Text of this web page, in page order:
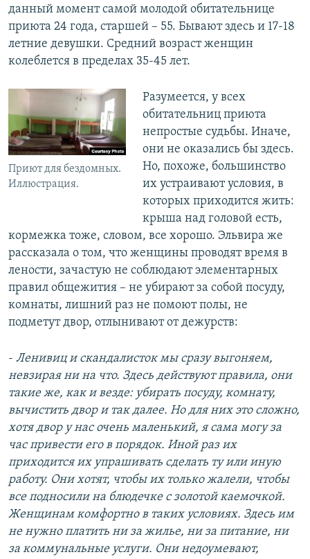
данный момент самой молодой обитательнице
приюта 24 года, старшей – 55. Бывают здесь и 17-18
летние девушки. Средний возраст женщин
колеблется в пределах 35-45 лет.
Приют для бездомных.
Иллюстрация.
Разумеется, у всех
обитательниц приюта
непростые судьбы. Иначе,
они не оказались бы здесь.
Но, похоже, большинство
их устраивают условия, в
которых приходится жить:
крыша над головой есть,
кормежка тоже, словом, все хорошо. Эльвира же
рассказала о том, что женщины проводят время в
лености, зачастую не соблюдают элементарных
правил общежития – не убирают за собой посуду,
комнаты, лишний раз не помоют полы, не
подметут двор, отлынивают от дежурств:
- Ленивиц и скандалисток мы сразу выгоняем,
невзирая ни на что. Здесь действуют правила, они
такие же, как и везде: убирать посуду, комнату,
вычистить двор и так далее. Но для них это сложно,
хотя двор у нас очень маленький, я сама могу за
час привести его в порядок. Иной раз их
приходится их упрашивать сделать ту или иную
работу. Они хотят, чтобы их только жалели, чтобы
все подносили на блюдечке с золотой каемочкой.
Женщинам комфортно в таких условиях. Здесь им
не нужно платить ни за жилье, ни за питание, ни
за коммунальные услуги. Они недоумевают,